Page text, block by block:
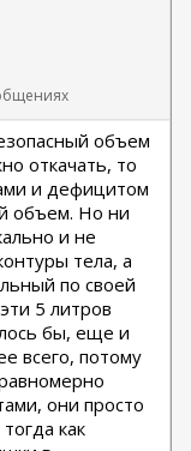
объем
откачать, то
и дефицитом
объем. Но ни
и не
тела, а
по своей
5 литров
бы, еще и
всего, потому
они просто
как